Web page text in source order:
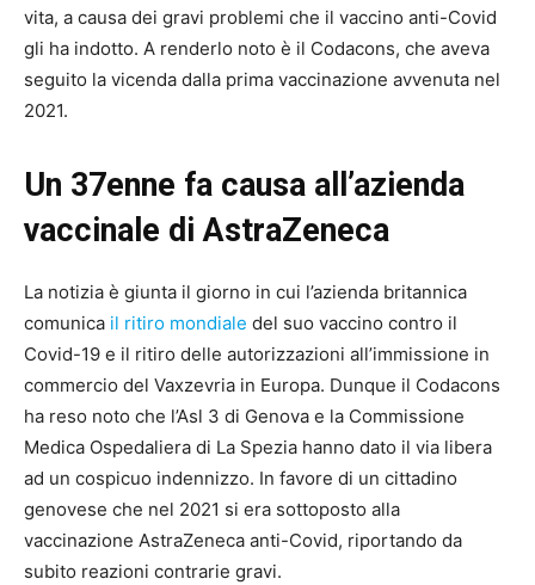
vita, a causa dei gravi problemi che il vaccino anti-Covid
gli ha indotto. A renderlo noto è il Codacons, che aveva
seguito la vicenda dalla prima vaccinazione avvenuta nel
2021.
Un 37enne fa causa all’azienda
vaccinale di AstraZeneca
La notizia è giunta il giorno in cui l’azienda britannica
comunica il ritiro mondiale del suo vaccino contro il
Covid-19 e il ritiro delle autorizzazioni all’immissione in
commercio del Vaxzevria in Europa. Dunque il Codacons
ha reso noto che l’Asl 3 di Genova e la Commissione
Medica Ospedaliera di La Spezia hanno dato il via libera
ad un cospicuo indennizzo. In favore di un cittadino
genovese che nel 2021 si era sottoposto alla
vaccinazione AstraZeneca anti-Covid, riportando da
subito reazioni contrarie gravi.